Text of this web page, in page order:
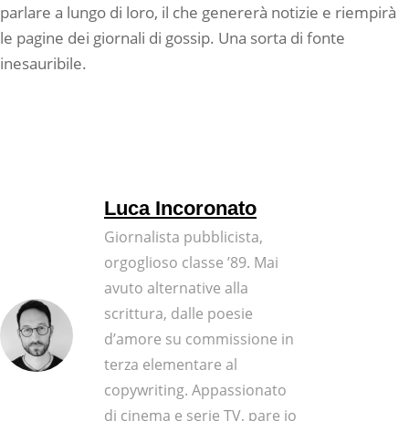
parlare a lungo di loro, il che genererà notizie e riempirà
le pagine dei giornali di gossip. Una sorta di fonte
inesauribile.
Luca Incoronato
Giornalista pubblicista,
orgoglioso classe ’89. Mai
avuto alternative alla
scrittura, dalle poesie
d’amore su commissione in
terza elementare al
copywriting. Appassionato
di cinema e serie TV, pare io